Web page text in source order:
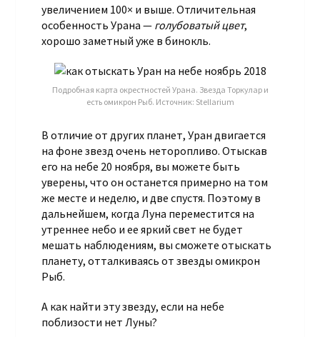
увеличением 100× и выше. Отличительная
особенность Урана — голубоватый цвет,
хорошо заметный уже в бинокль.
Подробная карта окрестностей Урана. Звезда Торкулар и
есть омикрон Рыб. Источник: Stellarium
В отличие от других планет, Уран двигается
на фоне звезд очень неторопливо. Отыскав
его на небе 20 ноября, вы можете быть
уверены, что он останется примерно на том
же месте и неделю, и две спустя. Поэтому в
дальнейшем, когда Луна переместится на
утреннее небо и ее яркий свет не будет
мешать наблюдениям, вы сможете отыскать
планету, отталкиваясь от звезды омикрон
Рыб.
А как найти эту звезду, если на небе
поблизости нет Луны?